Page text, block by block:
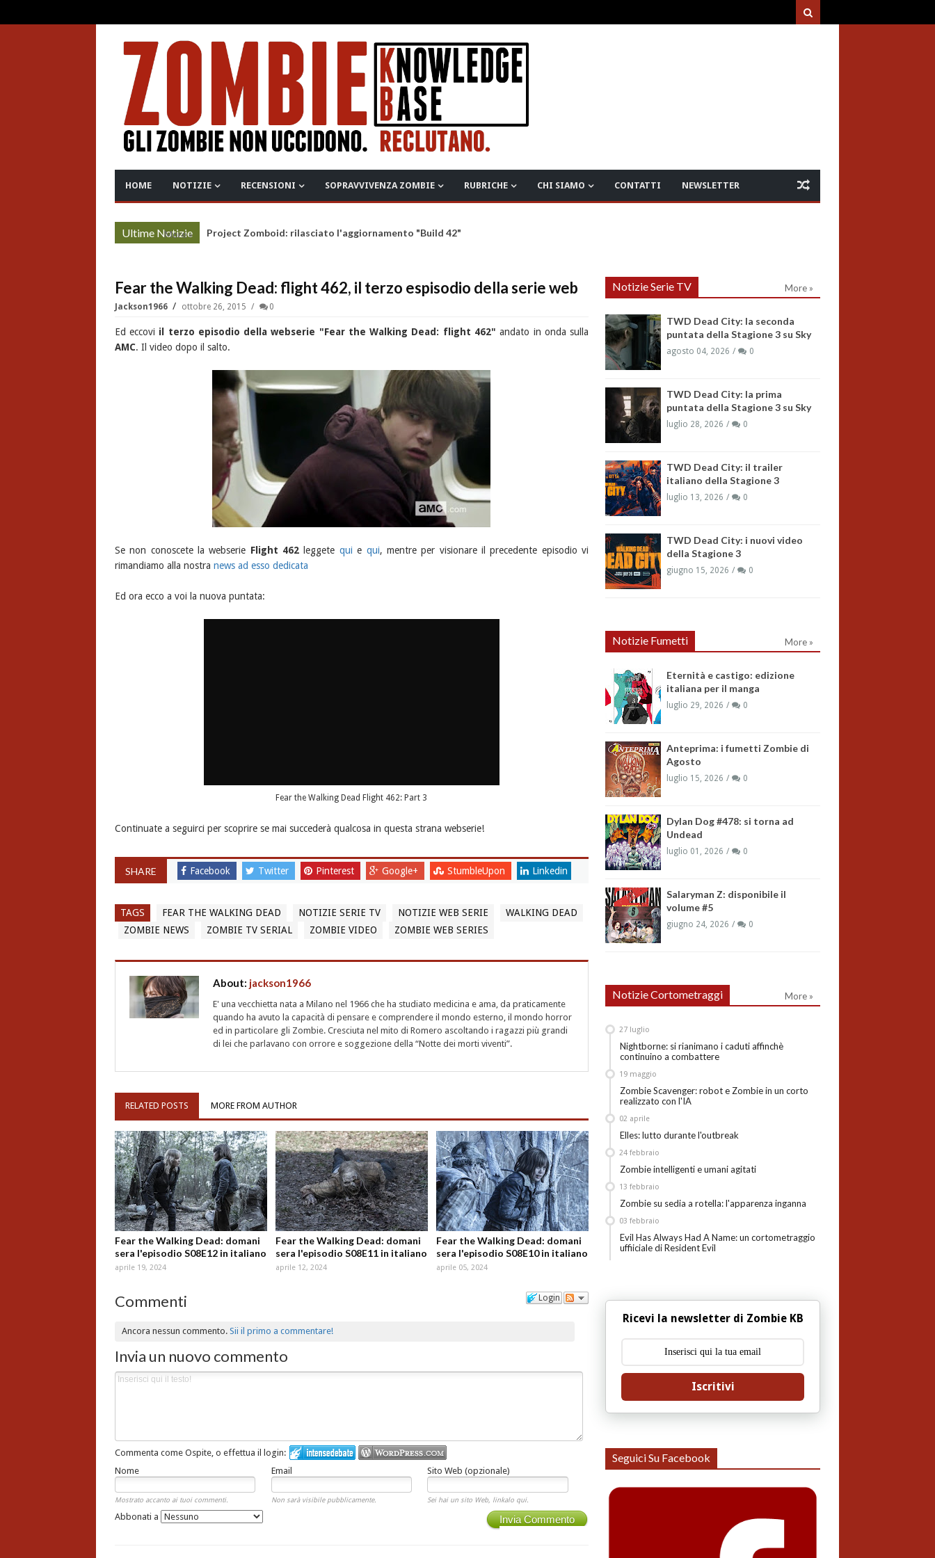
HOME NOTIZIE RECENSIONI SOPRAVVIVENZA ZOMBIE RUBRICHE CHI SIAMO CONTATTI NEWSLETTER
Ultime Notizie
More » Project Zomboid: rilasciato l'aggiornamento "Build 42"
Fear the Walking Dead: flight 462, il terzo espisodio della serie web
Jackson1966 ottobre 26, 2015 0
Ed eccovi il terzo episodio della webserie "Fear the Walking Dead: flight 462" andato in onda sulla
AMC. Il video dopo il salto.
Se non conoscete la webserie Flight 462 leggete qui e qui, mentre per visionare il precedente episodio vi
rimandiamo alla nostra news ad esso dedicata
Ed ora ecco a voi la nuova puntata:
Fear the Walking Dead Flight 462: Part 3
Continuate a seguirci per scoprire se mai succederà qualcosa in questa strana webserie!
SHARE Facebook Twitter Pinterest Google+ StumbleUpon Linkedin
TAGS FEAR THE WALKING DEAD NOTIZIE SERIE TV NOTIZIE WEB SERIE
WALKING DEAD
ZOMBIE NEWS
ZOMBIE TV SERIAL ZOMBIE VIDEO ZOMBIE WEB SERIES
About: jackson1966
E' una vecchietta nata a Milano nel 1966 che ha studiato medicina e ama, da praticamente
quando ha avuto la capacità di pensare e comprendere il mondo esterno, il mondo horror
ed in particolare gli Zombie. Cresciuta nel mito di Romero ascoltando i ragazzi più grandi
di lei che parlavano con orrore e soggezione della “Notte dei morti viventi”.
RELATED POSTS MORE FROM AUTHOR
Fear the Walking Dead: domani
sera l'episodio S08E12 in italiano
aprile 19, 2024
Fear the Walking Dead: domani
sera l'episodio S08E11 in italiano
aprile 12, 2024
Fear the Walking Dead: domani
sera l'episodio S08E10 in italiano
aprile 05, 2024
Login
Commenti
Ancora nessun commento.Sii il primo a commentare!
Invia un nuovo commento
Commenta come Ospite, o effettua il login:
Nome
Email Sito Web (opzionale)
Mostrato accanto ai tuoi commenti. Non sarà visibile pubblicamente. Sei hai un sito Web, linkalo qui.
Invia Commento
Abbonati a
Notizie Serie TV More »
TWD Dead City: la seconda
puntata della Stagione 3 su Sky
agosto 04, 2026 0
TWD Dead City: la prima
puntata della Stagione 3 su Sky
luglio 28, 2026 0
TWD Dead City: il trailer
italiano della Stagione 3
luglio 13, 2026 0
TWD Dead City: i nuovi video
della Stagione 3
giugno 15, 2026 0
Notizie Fumetti More »
Eternità e castigo: edizione
italiana per il manga
luglio 29, 2026 0
Anteprima: i fumetti Zombie di
Agosto
luglio 15, 2026 0
Dylan Dog #478: si torna ad
Undead
luglio 01, 2026 0
Salaryman Z: disponibile il
volume #5
giugno 24, 2026 0
Notizie Cortometraggi More »
Nightborne: si rianimano i caduti affinchè
continuino a combattere
27 luglio
Zombie Scavenger: robot e Zombie in un corto
realizzato con l'IA
19 maggio
Elles: lutto durante l'outbreak
02 aprile
Zombie intelligenti e umani agitati
24 febbraio
Zombie su sedia a rotella: l'apparenza inganna
13 febbraio
Evil Has Always Had A Name: un cortometraggio
uffiiciale di Resident Evil
03 febbraio
Ricevi la newsletter di Zombie KB
Iscritivi
Seguici Su Facebook